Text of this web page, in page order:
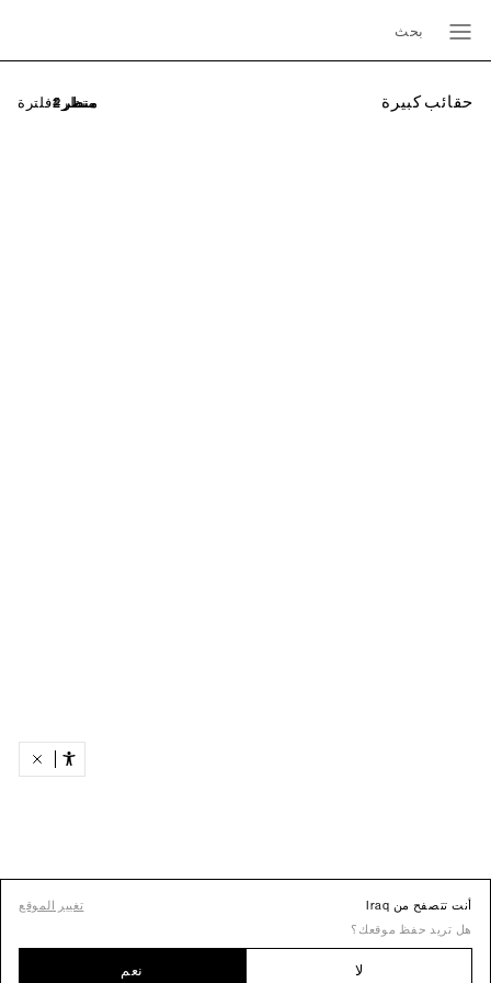
بحث
حقائب كبيرة فلترة
أنت تتصفح من Iraq
تغيير الموقع
هل تريد حفظ موقعك؟
لا نعم